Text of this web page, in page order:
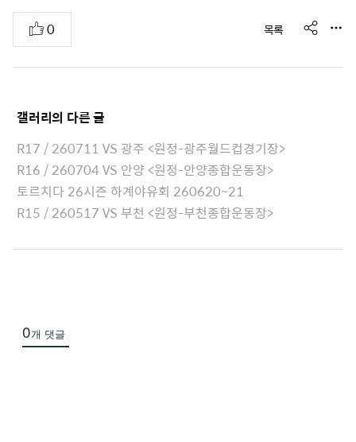
l
e
a
c
h
e
d
i
추
천
0 목록
s
갤러리의 다른 글
R17 / 260711 VS 광주 <원정-광주월드컵경기장>
R16 / 260704 VS 안양 <원정-안양종합운동장>
토르치다 26시즌 하계야유회 260620~21
R15 / 260517 VS 부천 <원정-부천종합운동장>
0개 댓글